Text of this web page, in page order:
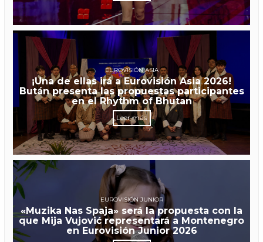
EUROVISIÓN ASIA
¡Una de ellas irá a Eurovisión Asia 2026!
Bután presenta las propuestas participantes
en el Rhythm of Bhutan
Leer más
EUROVISIÓN JUNIOR
«Muzika Nas Spaja» será la propuesta con la
que Mija Vujović representará a Montenegro
en Eurovisión Junior 2026